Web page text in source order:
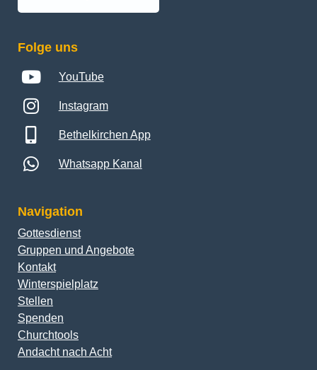
Folge uns
YouTube
Instagram
Bethelkirchen App
Whatsapp Kanal
Navigation
Gottesdienst
Gruppen und Angebote
Kontakt
Winterspielplatz
Stellen
Spenden
Churchtools
Andacht nach Acht